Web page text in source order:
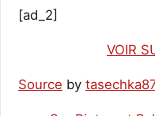
[ad_2]
VOIR
Source by